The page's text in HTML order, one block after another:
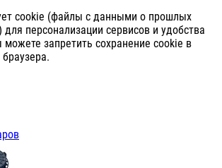
cookie (файлы с данными о прошлых
персонализации сервисов и удобства
можете запретить сохранение cookie в